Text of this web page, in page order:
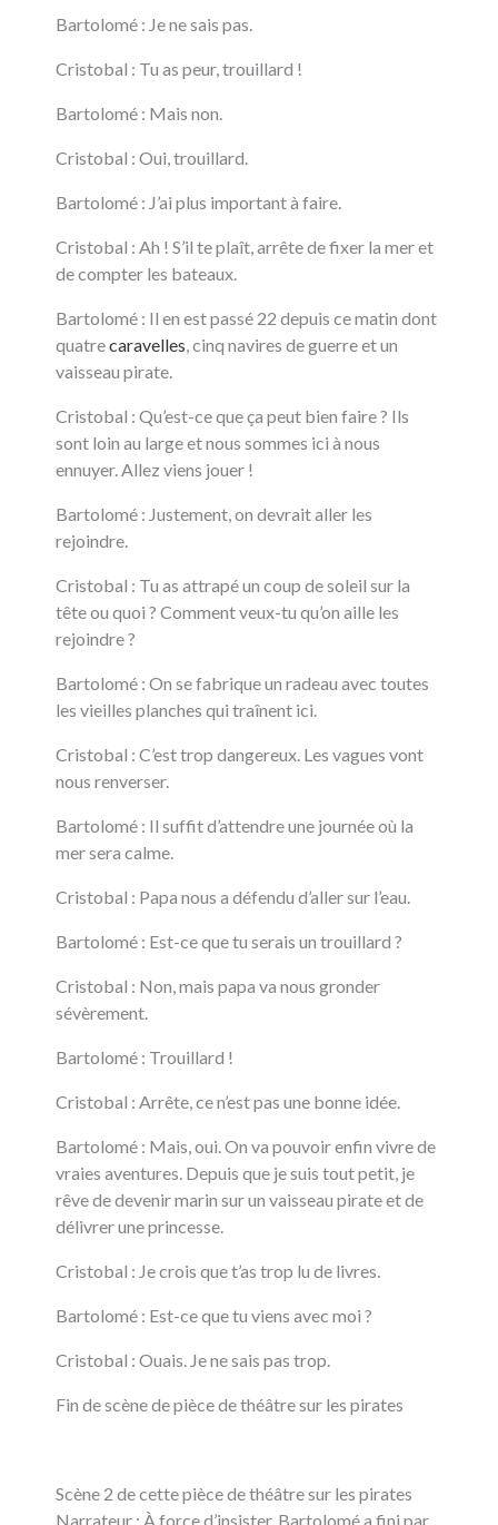
Bartolomé : Je ne sais pas.
Cristobal : Tu as peur, trouillard !
Bartolomé : Mais non.
Cristobal : Oui, trouillard.
Bartolomé : J’ai plus important à faire.
Cristobal : Ah ! S’il te plaît, arrête de fixer la mer et
de compter les bateaux.
Bartolomé : Il en est passé 22 depuis ce matin dont
quatrecaravelles, cinq navires de guerre et un
vaisseau pirate.
Cristobal : Qu’est-ce que ça peut bien faire ? Ils
sont loin au large et nous sommes ici à nous
ennuyer. Allez viens jouer !
Bartolomé : Justement, on devrait aller les
rejoindre.
Cristobal : Tu as attrapé un coup de soleil sur la
tête ou quoi ? Comment veux-tu qu’on aille les
rejoindre ?
Bartolomé : On se fabrique un radeau avec toutes
les vieilles planches qui traînent ici.
Cristobal : C’est trop dangereux. Les vagues vont
nous renverser.
Bartolomé : Il suffit d’attendre une journée où la
mer sera calme.
Cristobal : Papa nous a défendu d’aller sur l’eau.
Bartolomé : Est-ce que tu serais un trouillard ?
Cristobal : Non, mais papa va nous gronder
sévèrement.
Bartolomé : Trouillard !
Cristobal : Arrête, ce n’est pas une bonne idée.
Bartolomé : Mais, oui. On va pouvoir enfin vivre de
vraies aventures. Depuis que je suis tout petit, je
rêve de devenir marin sur un vaisseau pirate et de
délivrer une princesse.
Cristobal : Je crois que t’as trop lu de livres.
Bartolomé : Est-ce que tu viens avec moi ?
Cristobal : Ouais. Je ne sais pas trop.
Fin de scène de pièce de théâtre sur les pirates
Scène 2 de cette pièce de théâtre sur les pirates
Narrateur : À force d’insister, Bartolomé a fini par